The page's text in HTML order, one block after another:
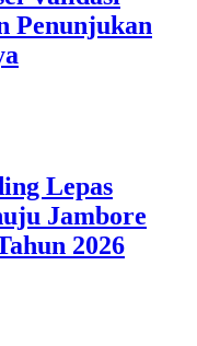
Penunjukan
Lepas
Jambore
2026